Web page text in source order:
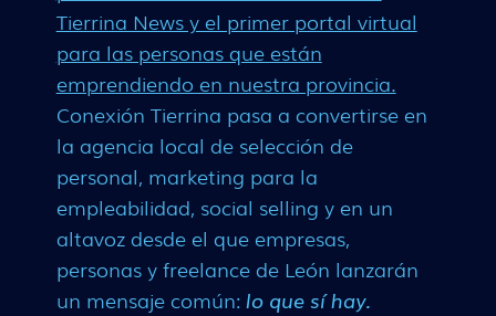
Tierrina News y el primer portal virtual
para las personas que están
emprendiendo en nuestra provincia.
Conexión Tierrina pasa a convertirse en
la agencia local de selección de
personal, marketing para la
empleabilidad, social selling y en un
altavoz desde el que empresas,
personas y freelance de León lanzarán
un mensaje común: lo que sí hay.